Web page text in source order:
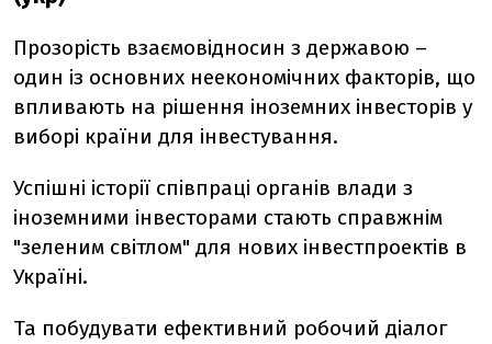
Прозорість взаємовідносин з державою –
один із основних неекономічних факторів, що
впливають на рішення іноземних інвесторів у
виборі країни для інвестування.
Успішні історії співпраці органів влади з
іноземними інвесторами стають справжнім
"зеленим світлом" для нових інвестпроектів в
Україні.
Та побудувати ефективний робочий діалог